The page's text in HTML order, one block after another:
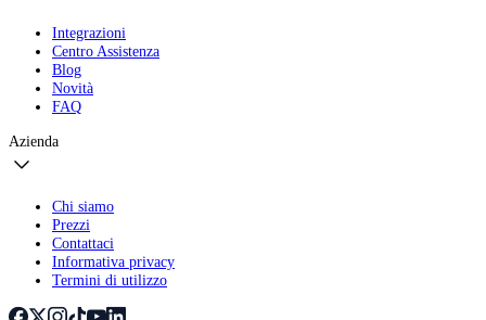
Integrazioni
Centro Assistenza
Blog
Novità
FAQ
Azienda
Chi siamo
Prezzi
Contattaci
Informativa privacy
Termini di utilizzo